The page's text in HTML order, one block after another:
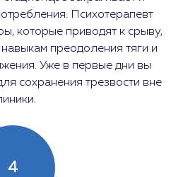
Психотерапевт
которые приводят к срыву,
преодоления тяги и
Уже в первые дни вы
сохранения трезвости вне
4